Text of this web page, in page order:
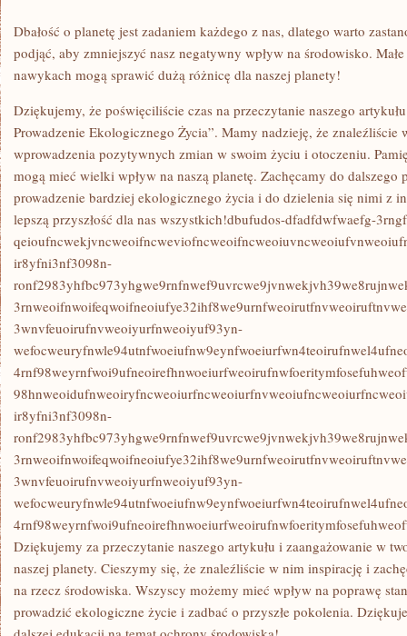
Dbałość o planetę jest zadaniem ‌każdego z nas, dlatego warto
podjąć, aby zmniejszyć nasz negatywny ⁤wpływ ‍na środowisko.
nawykach ‌mogą ‍sprawić dużą różnicę dla naszej planety!
Dziękujemy, że​ poświęciliście czas⁣ na ‌przeczytanie ‍naszego
Prowadzenie Ekologicznego ‌Życia”. Mamy nadzieję, ‍że znaleźliście
wprowadzenia‍ pozytywnych zmian w swoim życiu i‌ otoczeniu.
mogą ‌mieć wielki wpływ na naszą planetę. Zachęcamy do ‍dalszego
prowadzenie ​bardziej ekologicznego życia i do ‌dzielenia się nimi z
lepszą przyszłość dla nas wszystkich!dbufudos-dfadfdwfwaefg-
ir8yfni3nf3098n-
3wnvfeuoirufnvweoiyurfnweoiyuf93yn-
ir8yfni3nf3098n-
3wnvfeuoirufnvweoiyurfnweoiyuf93yn-
Dziękujemy‌ za przeczytanie naszego⁢ artykułu⁢ i zaangażowanie w
naszej planety. Cieszymy się, że znaleźliście w ⁢nim ‌inspirację i
na rzecz środowiska. Wszyscy ‌możemy mieć ‍wpływ na poprawę
prowadzić ekologiczne życie‍ i zadbać o przyszłe pokolenia.